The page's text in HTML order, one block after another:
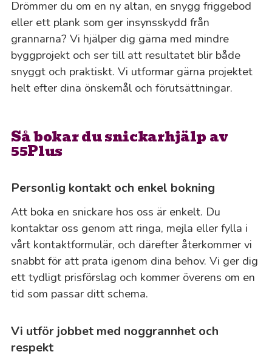
Drömmer du om en ny altan, en snygg friggebod
eller ett plank som ger insynsskydd från
grannarna? Vi hjälper dig gärna med mindre
byggprojekt och ser till att resultatet blir både
snyggt och praktiskt. Vi utformar gärna projektet
helt efter dina önskemål och förutsättningar.
Så bokar du snickarhjälp av
55Plus
Personlig kontakt och enkel bokning
Att boka en snickare hos oss är enkelt. Du
kontaktar oss genom att ringa, mejla eller fylla i
vårt kontaktformulär, och därefter återkommer vi
snabbt för att prata igenom dina behov. Vi ger dig
ett tydligt prisförslag och kommer överens om en
tid som passar ditt schema.
Vi utför jobbet med noggrannhet och
respekt